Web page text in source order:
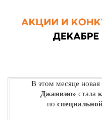
В этом месяце новая
Джанвэю» стала
по